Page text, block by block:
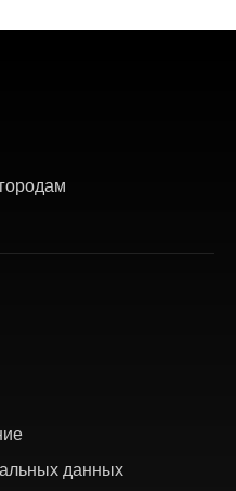
данных